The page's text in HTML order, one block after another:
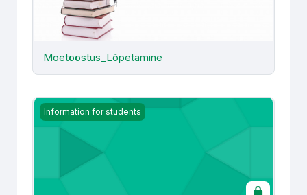
Moetööstus_Lõpetamine
ERTL Infoleht
Information for students